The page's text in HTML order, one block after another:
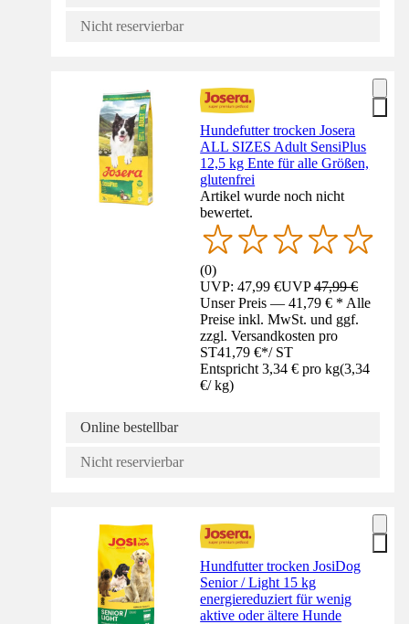
Nicht reservierbar
Hundefutter trocken Josera
ALL SIZES Adult SensiPlus
12,5 kg Ente für alle Größen,
glutenfrei
Artikel wurde noch nicht
bewertet.
(0)
UVP: 47,99 €UVP47,99 €
Unser Preis — 41,79 € * Alle
Preise inkl. MwSt. und ggf.
zzgl. Versandkosten pro
ST41,79 €*/ ST
Entspricht 3,34 € pro kg(3,34
€/ kg)
Online bestellbar
Nicht reservierbar
Hundfutter trocken JosiDog
Senior / Light 15 kg
energiereduziert für wenig
aktive oder ältere Hunde